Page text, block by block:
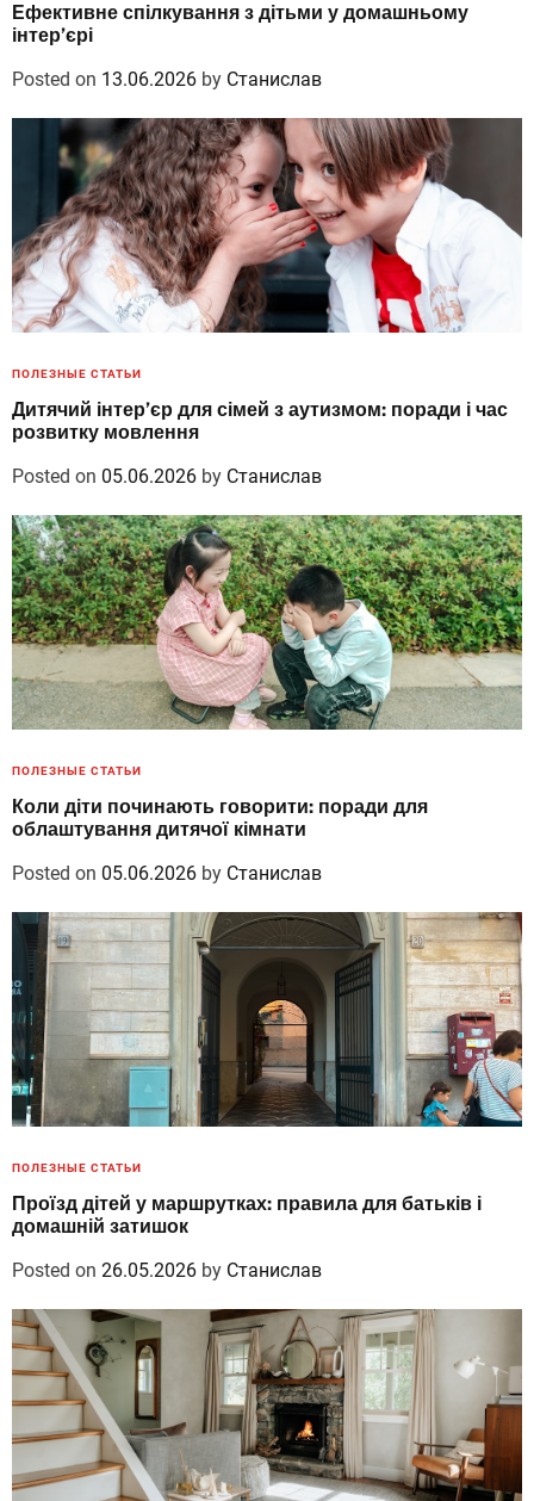
Ефективне спілкування з дітьми у домашньому
інтер’єрі
Posted on 13.06.2026 by Станислав
ПОЛЕЗНЫЕ СТАТЬИ
Дитячий інтер’єр для сімей з аутизмом: поради і час
розвитку мовлення
Posted on 05.06.2026 by Станислав
ПОЛЕЗНЫЕ СТАТЬИ
Коли діти починають говорити: поради для
облаштування дитячої кімнати
Posted on 05.06.2026 by Станислав
ПОЛЕЗНЫЕ СТАТЬИ
Проїзд дітей у маршрутках: правила для батьків і
домашній затишок
Posted on 26.05.2026 by Станислав